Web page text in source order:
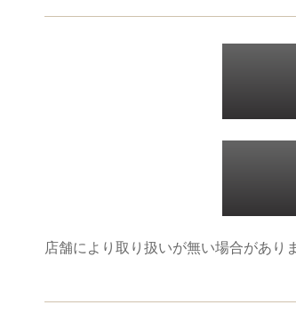
店舗により取り扱いが無い場合があり